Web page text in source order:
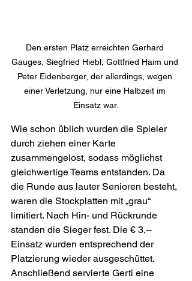
Den ersten Platz erreichten Gerhard
Gauges, Siegfried Hiebl, Gottfried Haim und
Peter Eidenberger, der allerdings, wegen
einer Verletzung, nur eine Halbzeit im
Einsatz war.
Wie schon üblich wurden die Spieler
durch ziehen einer Karte
zusammengelost, sodass möglichst
gleichwertige Teams entstanden. Da
die Runde aus lauter Senioren besteht,
waren die Stockplatten mit „grau“
limitiert. Nach Hin- und Rückrunde
standen die Sieger fest. Die € 3,--
Einsatz wurden entsprechend der
Platzierung wieder ausgeschüttet.
Anschließend servierte Gerti eine